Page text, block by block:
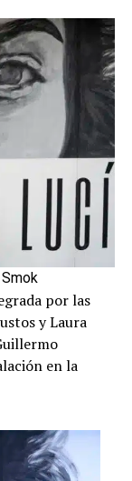
por las
y Laura
en la